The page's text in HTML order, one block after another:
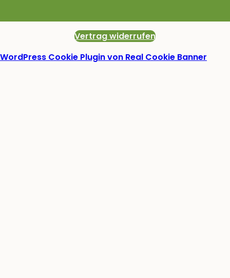
Vertrag widerrufen
WordPress Cookie Plugin von Real Cookie Banner